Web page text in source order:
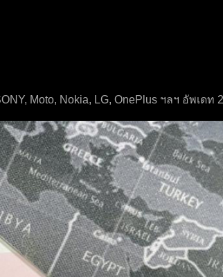
Moto, Nokia, LG, OnePlus ฯลฯ อัพเดท